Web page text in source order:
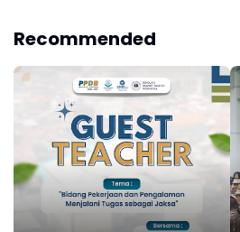
dan Audit Kejaksaan
Recommended